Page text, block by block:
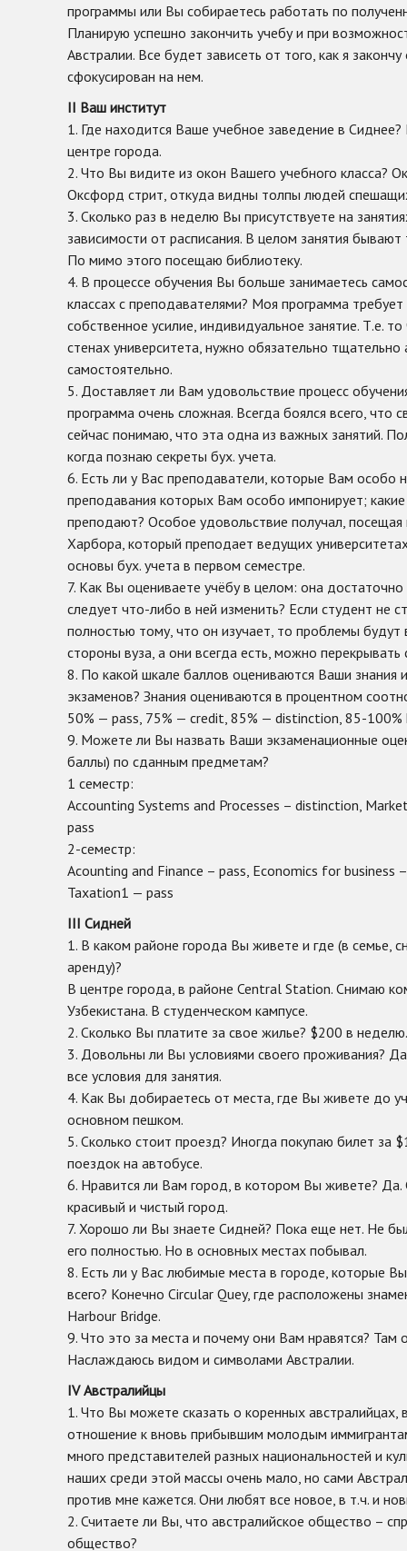
программы или Вы собираетесь работать по
Планирую успешно закончить учебу и при
Австралии. Все будет зависеть от того, как я
сфокусирован на нем.
II Ваш институт
1. Где находится Ваше учебное заведение в
центре города.
2. Что Вы видите из окон Вашего учебного класса?
Оксфорд стрит, откуда видны толпы людей
3. Сколько раз в неделю Вы присутствуете на
зависимости от расписания. В целом занятия
По мимо этого посещаю библиотеку.
4. В процессе обучения Вы больше занимаетесь
классах с преподавателями? Моя программа
собственное усилие, индивидуальное занятие. Т.е.
стенах университета, нужно обязательно тщательно
самостоятельно.
5. Доставляет ли Вам удовольствие процесс
программа очень сложная. Всегда боялся всего, что
сейчас понимаю, что эта одна из важных занятий.
когда познаю секреты бух. учета.
6. Есть ли у Вас преподаватели, которые Вам особо
преподавания которых Вам особо импонирует;
преподают? Особое удовольствие получал, посещая
Харбора, который преподает ведущих
основы бух. учета в первом семестре.
7. Как Вы оцениваете учёбу в целом: она
следует что-либо в ней изменить? Если студент не
полностью тому, что он изучает, то проблемы
стороны вуза, а они всегда есть, можно перекрывать
8. По какой шкале баллов оцениваются Ваши знания
экзаменов? Знания оцениваются в процентном
50% — pass, 75% — credit, 85% — distinction, 85-100%
9. Можете ли Вы назвать Ваши экзаменационные
баллы) по сданным предметам?
1 семестр:
Accounting Systems and Processes – distinction,
pass
2-семестр:
Acounting and Finance – pass, Economics for business
Taxation1 — pass
III Сидней
1. В каком районе города Вы живете и где (в семье,
аренду)?
В центре города, в районе Central Station. Снимаю
Узбекистана. В студенческом кампусе.
2. Сколько Вы платите за свое жилье? $200 в неделю.
3. Довольны ли Вы условиями своего проживания?
все условия для занятия.
4. Как Вы добираетесь от места, где Вы живете до
основном пешком.
5. Сколько стоит проезд? Иногда покупаю билет за
поездок на автобусе.
6. Нравится ли Вам город, в котором Вы живете? Да.
красивый и чистый город.
7. Хорошо ли Вы знаете Сидней? Пока еще нет. Не
его полностью. Но в основных местах побывал.
8. Есть ли у Вас любимые места в городе, которые
всего? Конечно Circular Quey, где расположены
Harbour Bridge.
9. Что это за места и почему они Вам нравятся? Там
Наслаждаюсь видом и символами Австралии.
IV Австралийцы
1. Что Вы можете сказать о коренных австралийцах,
отношение к вновь прибывшим молодым
много представителей разных национальностей и
наших среди этой массы очень мало, но сами
против мне кажется. Они любят все новое, в т.ч. и
2. Считаете ли Вы, что австралийское общество –
общество?